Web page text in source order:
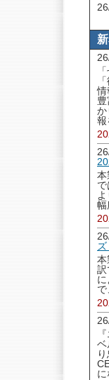
情
か
報
本
幅
本
訳
で
ベ